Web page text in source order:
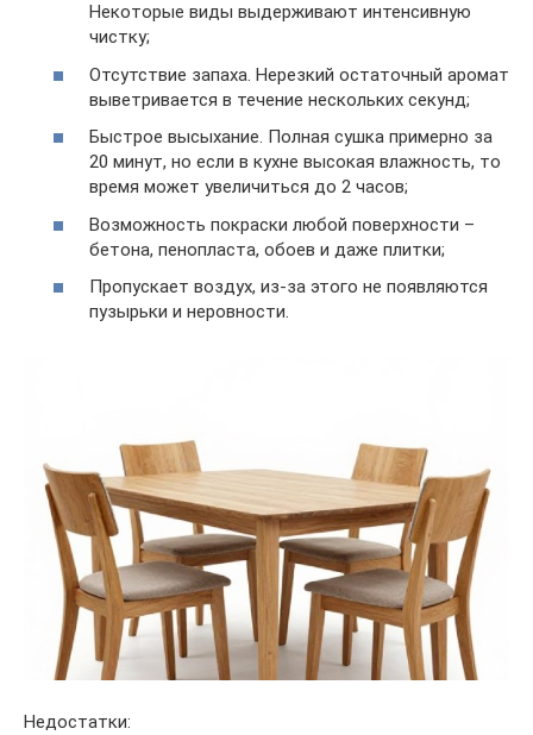
Некоторые виды выдерживают интенсивную
чистку;
Отсутствие запаха. Нерезкий остаточный аромат
выветривается в течение нескольких секунд;
Быстрое высыхание. Полная сушка примерно за
20 минут, но если в кухне высокая влажность, то
время может увеличиться до 2 часов;
Возможность покраски любой поверхности –
бетона, пенопласта, обоев и даже плитки;
Пропускает воздух, из-за этого не появляются
пузырьки и неровности.
Недостатки: